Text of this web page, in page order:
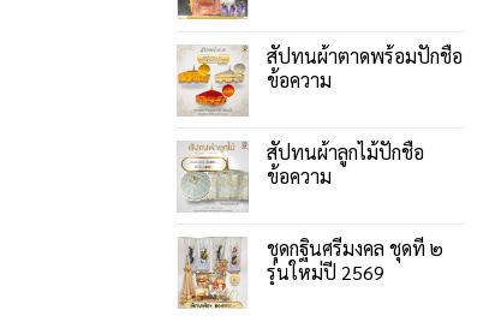
สัปทนผ้าตาดพร้อมปักชื่อ
ข้อความ
สัปทนผ้าลูกไม้ปักชื่อ
ข้อความ
ชุดกฐินศรีมงคล ชุดที่ ๒
รุ่นใหม่ปี 2569